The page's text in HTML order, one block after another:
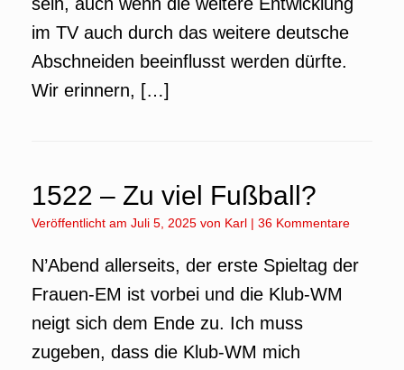
im TV auch durch das weitere deutsche
Abschneiden beeinflusst werden dürfte.
Wir erinnern, […]
1522 – Zu viel Fußball?
Veröffentlicht am Juli 5, 2025 von Karl | 36 Kommentare
N’Abend allerseits, der erste Spieltag der
Frauen-EM ist vorbei und die Klub-WM
neigt sich dem Ende zu. Ich muss
zugeben, dass die Klub-WM mich